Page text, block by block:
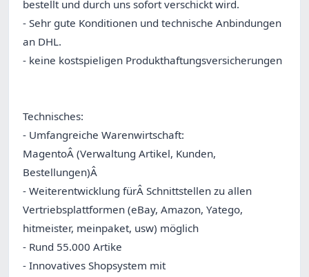
bestellt und durch uns sofort verschickt wird.
- Sehr gute Konditionen und technische Anbindungen
an DHL.
- keine kostspieligen Produkthaftungsversicherungen
Technisches:
- Umfangreiche Warenwirtschaft:
MagentoÂ (Verwaltung Artikel, Kunden,
Bestellungen)Â
- Weiterentwicklung fürÂ Schnittstellen zu allen
Vertriebsplattformen (eBay, Amazon, Yatego,
hitmeister, meinpaket, usw) möglich
- Rund 55.000 Artike
- Innovatives Shopsystem mit